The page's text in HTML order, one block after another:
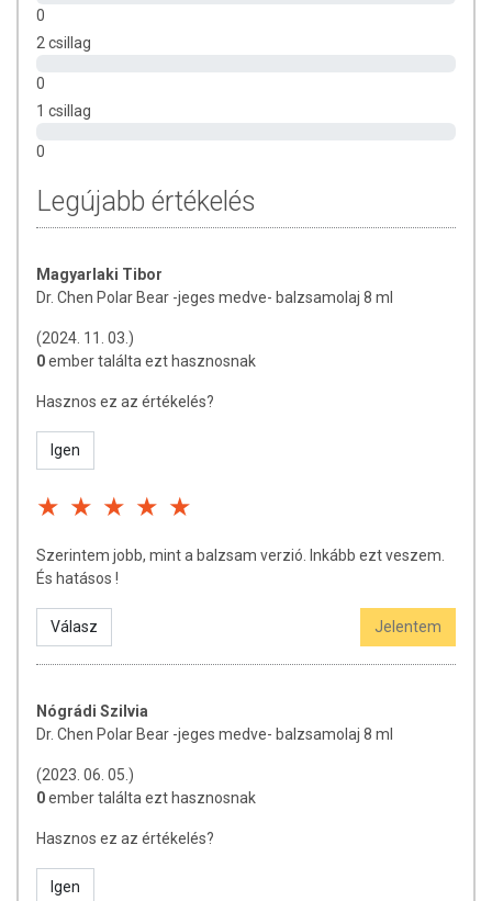
0
2 csillag
0
1 csillag
0
Legújabb értékelés
Magyarlaki Tibor
Dr. Chen Polar Bear -jeges medve- balzsamolaj 8 ml
(2024. 11. 03.)
0ember találta ezt hasznosnak
Hasznos ez az értékelés?
Igen
Szerintem jobb, mint a balzsam verzió. Inkább ezt veszem.
És hatásos !
Válasz Jelentem
Nógrádi Szilvia
Dr. Chen Polar Bear -jeges medve- balzsamolaj 8 ml
(2023. 06. 05.)
0ember találta ezt hasznosnak
Hasznos ez az értékelés?
Igen